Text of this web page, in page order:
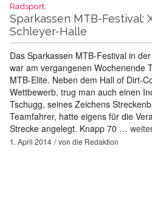
Radsport:
Sparkassen MTB-Festival:
Schleyer-Halle
Das Sparkassen MTB-Festival in
war am vergangenen Wochenende
MTB-Elite. Neben dem Hall of Dirt-
Wettbewerb, trug man auch einen
Tschugg, seines Zeichens
Teamfahrer, hatte eigens für die
Strecke angelegt. Knapp 70 …
1. April 2014 von die Redaktion